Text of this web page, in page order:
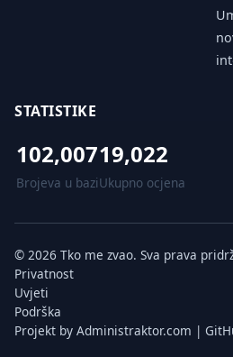
STATISTIKE
102,007
Brojeva u bazi
19,022
Ukupno ocjena
© 2026 Tko me zvao. Sva prava
Privatnost
Uvjeti
Podrška
Projekt by Administraktor.com |